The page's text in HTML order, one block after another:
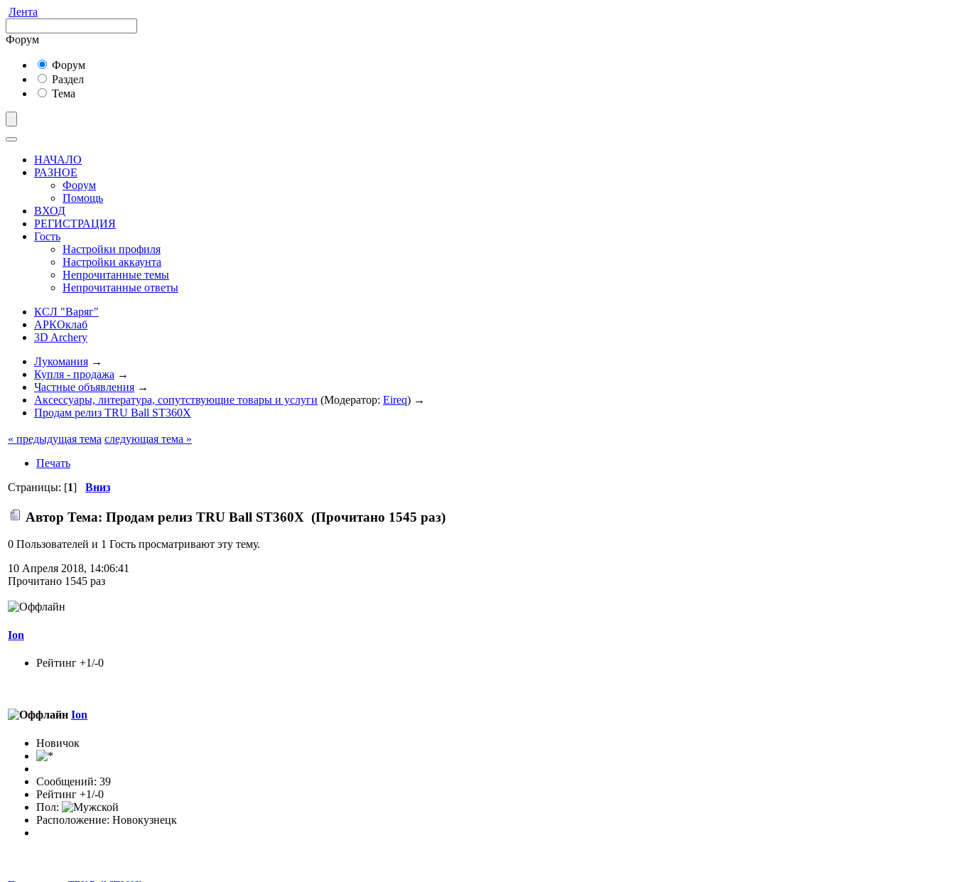
Лента
Форум
Форум
Раздел
Тема
НАЧАЛО
РАЗНОЕ
Форум
Помощь
ВХОД
РЕГИСТРАЦИЯ
Гость
Настройки профиля
Настройки аккаунта
Непрочитанные темы
Непрочитанные ответы
КСЛ "Варяг"
АРКОклаб
3D Archery
Лукомания →
Купля - продажа →
Частные объявления →
Аксессуары, литература, сопутствующие товары и услуги (Модератор: Eireq) →
Продам релиз TRU Ball ST360X
« предыдущая тема следующая тема »
Печать
Страницы: [1] Вниз
Автор Тема: Продам релиз TRU Ball ST360X (Прочитано 1545 раз)
0 Пользователей и 1 Гость просматривают эту тему.
10 Апреля 2018, 14:06:41
Прочитано 1545 раз
Ion
Рейтинг +1/-0
Ion
Новичок
Сообщений: 39
Рейтинг +1/-0
Пол:
Расположение: Новокузнецк